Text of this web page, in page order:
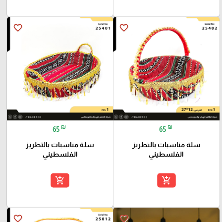
favorite_border
65 ₪
سلة مناسبات بالتطريز
الفلسطيني
add_shopping_cart
favorite_border
65 ₪
سلة مناسبات بالتطريز
الفلسطيني
add_shopping_cart
favorite_border
favorite_border